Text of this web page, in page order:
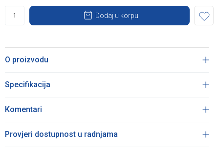
Dodaj u korpu
O proizvodu
Specifikacija
Komentari
Provjeri dostupnost u radnjama